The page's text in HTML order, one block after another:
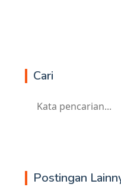
Cari
Postingan